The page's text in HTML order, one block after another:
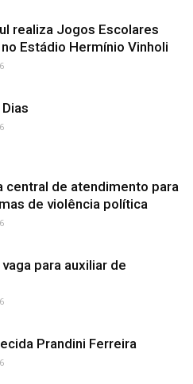
realiza Jogos Escolares
Estádio Hermínio Vinholi
central de atendimento para
de violência política
para auxiliar de
Prandini Ferreira